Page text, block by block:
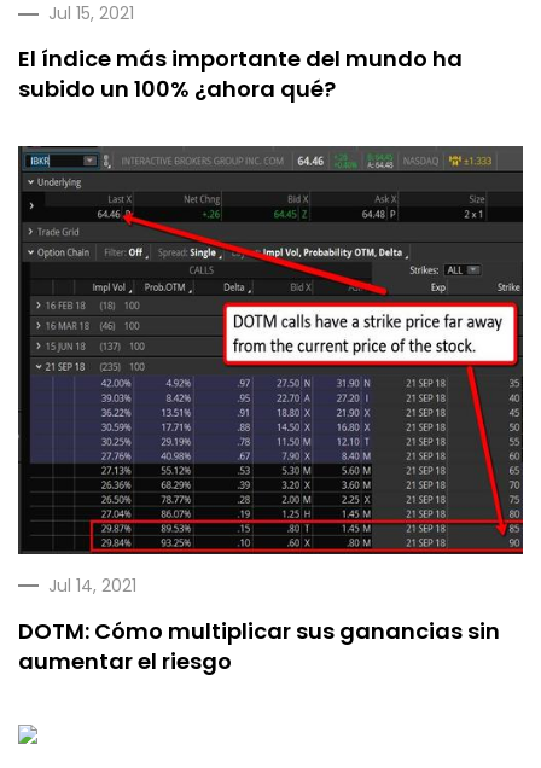
Jul 15, 2021
El índice más importante del mundo ha
subido un 100% ¿ahora qué?
Jul 14, 2021
DOTM: Cómo multiplicar sus ganancias sin
aumentar el riesgo